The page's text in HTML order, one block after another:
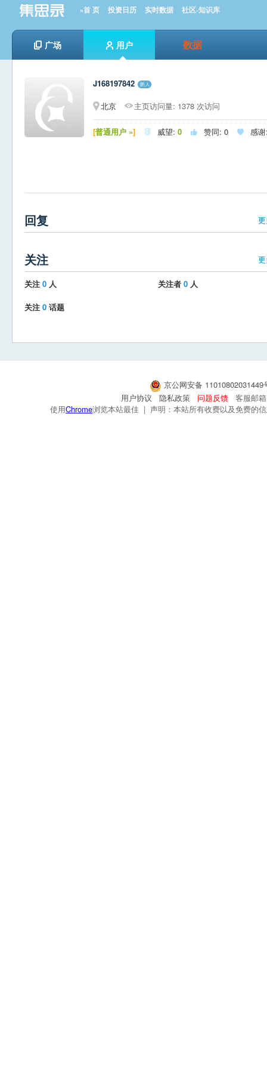
»首 页 投资日历 实时数据 社区-知识库
广场 用户 数据
J168197842
北京
主页访问量: 1378 次访问
[普通用户 »]  威望: 0  赞同: 0  感
回复
关注
关注 0 人 关注者 0 人
关注 0 话题
京公网安备
用户协议
隐私政策 问题反馈
客服邮
使用Chrome浏览本站最佳 | 声明：本站所有收费以及免费的